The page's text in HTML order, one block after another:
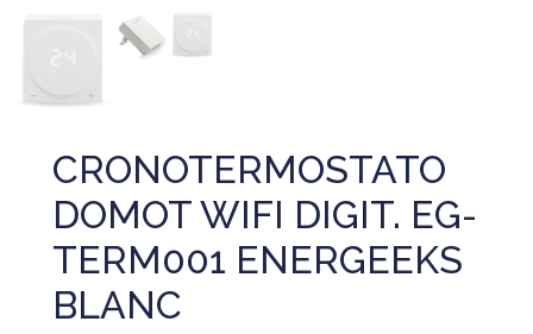
CRONOTERMOSTATO
DOMOT WIFI DIGIT. EG-
TERM001 ENERGEEKS
BLANC